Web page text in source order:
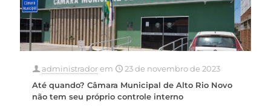
administradorem
23 de novembro de 2023
Até quando? Câmara Municipal de Alto Rio Novo
não tem seu próprio controle interno